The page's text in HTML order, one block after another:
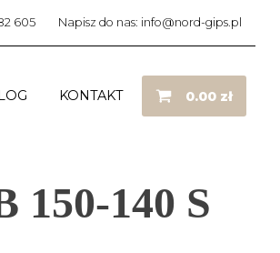
605 Napisz do nas: info@nord-gips.pl
KONTAKT 0.00 zł
150-140 S